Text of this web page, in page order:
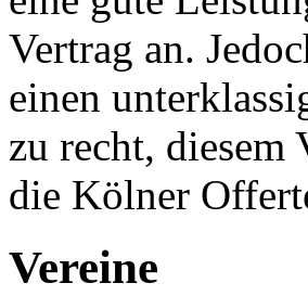
Vertrag an.
einen
zu recht, diesem
die Kölner
Vereine